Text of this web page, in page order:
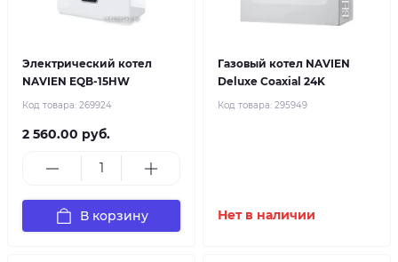
Электрический котел
NAVIEN EQB-15HW
Код товара: 269924
2 560.00 руб.
В корзину
Газовый котел NAVIEN
Deluxe Coaxial 24K
Код товара: 295949
Нет в наличии